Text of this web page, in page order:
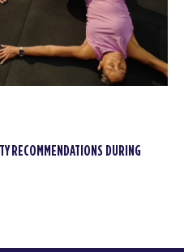
RECOMMENDATIONS DURING